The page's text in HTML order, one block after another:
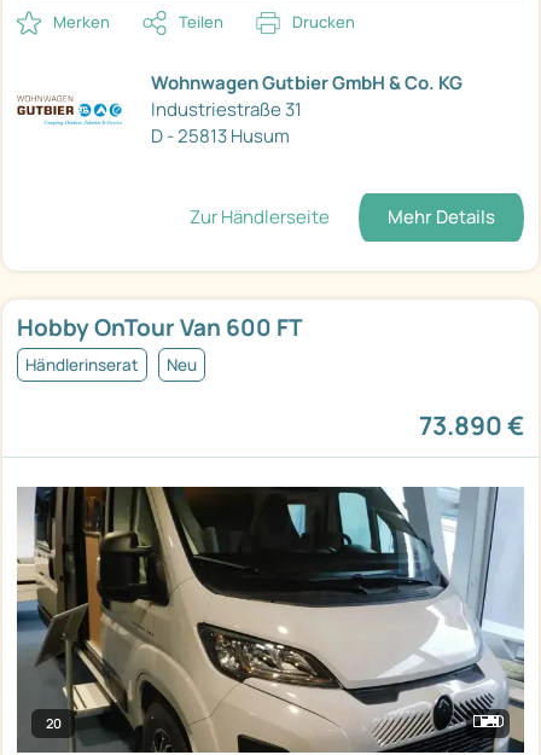
Merken Teilen Drucken
Wohnwagen Gutbier GmbH & Co. KG
Industriestraße 31
D - 25813 Husum
Zur Händlerseite Mehr Details
Hobby OnTour Van 600 FT
Händlerinserat Neu
73.890 €
20